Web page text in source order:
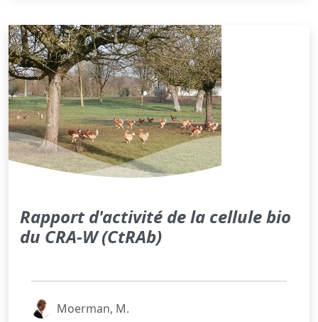
Rapport d'activité de la cellule bio
du CRA-W (CtRAb)
Moerman, M.